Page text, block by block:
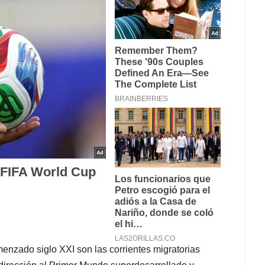
siglo XXI son las corrientes migratorias